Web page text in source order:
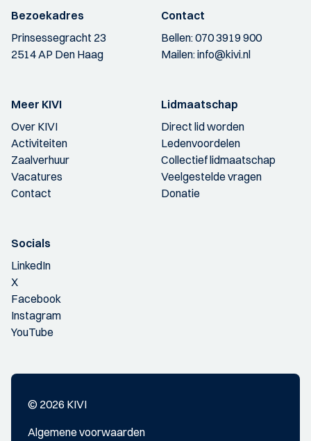
Bezoekadres
Prinsessegracht 23
2514 AP Den Haag
Contact
Bellen:070 3919 900
Mailen:info@kivi.nl
Meer KIVI
Over KIVI
Activiteiten
Zaalverhuur
Vacatures
Contact
Lidmaatschap
Direct lid worden
Ledenvoordelen
Collectief lidmaatschap
Veelgestelde vragen
Donatie
Socials
LinkedIn
X
Facebook
Instagram
YouTube
© 2026 KIVI
Algemene voorwaarden